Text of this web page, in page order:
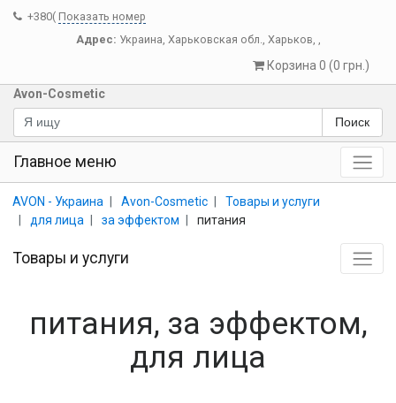
+380( Показать номер
Адрес: Украина, Харьковская обл., Харьков, ,
Корзина 0 (0 грн.)
Avon-Cosmetic
Поиск
Главное меню
AVON - Украина Avon-Cosmetic
Товары и услуги
для лица
за эффектом питания
Товары и услуги
питания, за эффектом,
для лица